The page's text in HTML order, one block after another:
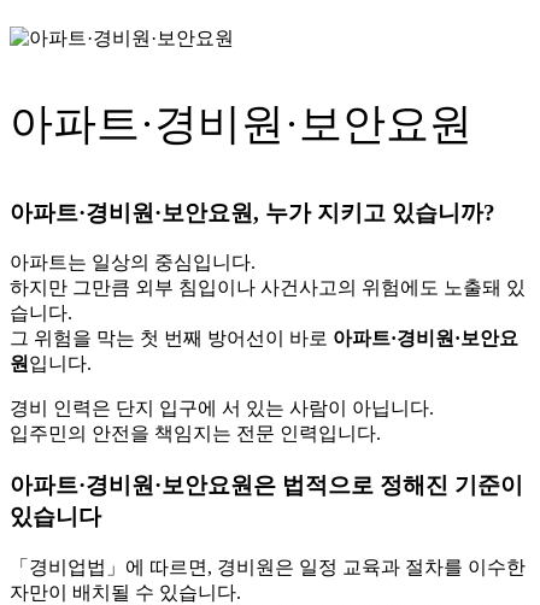
아파트·경비원·보안요원
아파트·경비원·보안요원, 누가 지키고 있습니까?
아파트는 일상의 중심입니다.
하지만 그만큼 외부 침입이나 사건사고의 위험에도 노출돼 있
습니다.
그 위험을 막는 첫 번째 방어선이 바로 아파트·경비원·보안요
원 입니다.
경비 인력은 단지 입구에 서 있는 사람이 아닙니다.
입주민의 안전을 책임지는 전문 인력입니다.
아파트·경비원·보안요원은 법적으로 정해진 기준이
있습니다
「경비업법」에 따르면, 경비원은 일정 교육과 절차를 이수한
자만이 배치될 수 있습니다.